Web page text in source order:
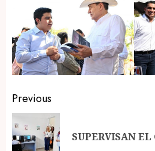
Post
navigation
Previous
SUPERVISAN EL